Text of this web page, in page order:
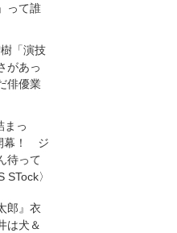
って誰
「演技
があっ
俳優業
まっ
幕！ ジ
待って
STock〉
郎』衣
は犬＆